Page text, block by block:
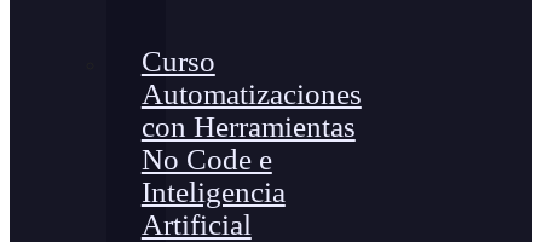
Curso
Automatizaciones
con Herramientas
No Code e
Inteligencia
Artificial